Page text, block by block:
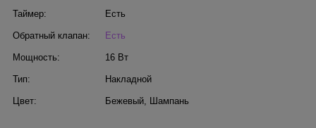
Таймер: Есть
Обратный клапан: Есть
Мощность: 16 Вт
Тип: Накладной
Цвет: Бежевый, Шампань